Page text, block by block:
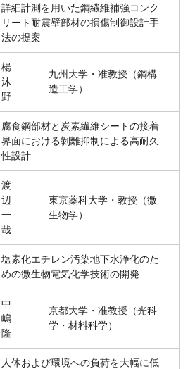
詳細計測を用いた鋼繊維補強コンク
リート耐震壁部材の損傷制御設計手
法の提案
楊
沐
野
九州大学・准教授（鋼構
造工学）
腐食鋼部材と炭素繊維シートの接着
界面における剝離抑制による高耐久
性設計
渡
辺
一
哉
東京薬科大学・教授（微
生物学）
塩素化エチレン汚染地下水浄化のた
めの微生物電気化学技術の開発
中
嶋
隆
京都大学・准教授（光科
学・材料科学）
人体および環境への負荷を大幅に低